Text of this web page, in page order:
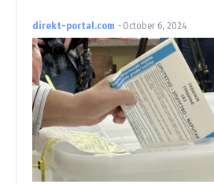
direkt-portal.com - October 6, 2024